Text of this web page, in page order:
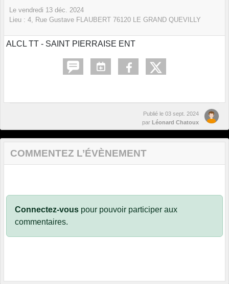
Le vendredi 13 déc. 2024
Lieu : 4, Rue Gustave FLAUBERT 76120 LE GRAND QUEVILLY
ALCL TT - SAINT PIERRAISE ENT
Publié le 03 sept. 2024
par Léonard Chatoux
COMMENTEZ L’ÉVÈNEMENT
Connectez-vous pour pouvoir participer aux
commentaires.